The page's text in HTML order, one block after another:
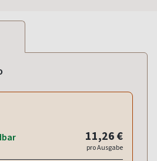
11,26 €
pro Ausgabe